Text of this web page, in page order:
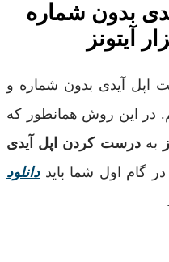
بدون شماره
آیتونز
اپل آیدی بدون شماره و
در این روش همانطور که
بهدرست کردن اپل آیدی
در گام اول شما بایددانلود